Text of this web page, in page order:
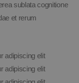
sublata cognitione
et rerum
adipiscing elit
adipiscing elit